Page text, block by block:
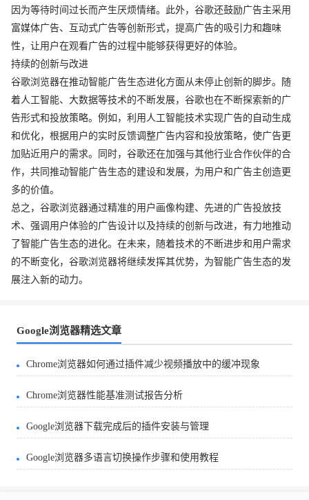
因为等待时间过长而产生厌烦情绪。此外，谷歌还鼓励广告主采用
富媒体广告、互动式广告等创新形式，提高广告的吸引力和趣味
性，让用户在观看广告的过程中能够获得更好的体验。
持续的创新与改进
谷歌浏览器在推动智能广告生态进化方面从未停止创新的脚步。随
着人工智能、大数据等技术的不断发展，谷歌也在不断探索新的广
告形式和投放策略。例如，利用人工智能技术实现广告的自动生成
和优化，根据用户的实时反馈调整广告内容和投放策略，使广告更
加贴近用户的需求。同时，谷歌还在加强与其他行业合作伙伴的合
作，共同推动智能广告生态的建设和发展，为用户和广告主创造更
多的价值。
总之，谷歌浏览器通过精准的用户画像构建、先进的广告投放技
术、强调用户体验的广告设计以及持续的创新与改进，有力地推动
了智能广告生态的进化。在未来，随着技术的不断进步和用户需求
的不断变化，谷歌浏览器将继续发挥其优势，为智能广告生态的发
展注入新的动力。
Google浏览器精选文章
Chrome浏览器如何通过插件减少视频播放中的缓冲现象
Chrome浏览器性能基准测试报告分析
Google浏览器下载完成后的插件安装与管理
Google浏览器多语言切换操作步骤和使用教程